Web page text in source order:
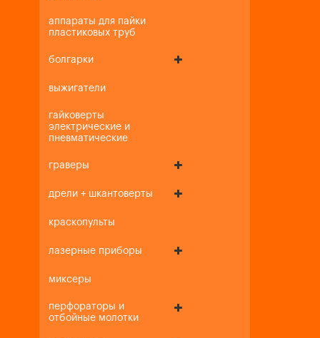
аппараты для пайки
пластиковых труб
болгарки
выжигатели
гайковерты
электрические и
пневматические
граверы
дрели + шкантоверты
краскопульты
лазерные приборы
миксеры
перфораторы и
отбойные молотки